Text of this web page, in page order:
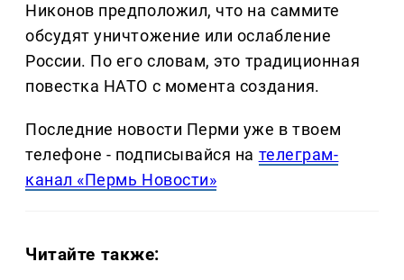
Никонов предположил, что на саммите
обсудят уничтожение или ослабление
России. По его словам, это традиционная
повестка НАТО с момента создания.
Последние новости Перми уже в твоем
телефоне - подписывайся на телеграм-
канал «Пермь Новости»
Читайте также: